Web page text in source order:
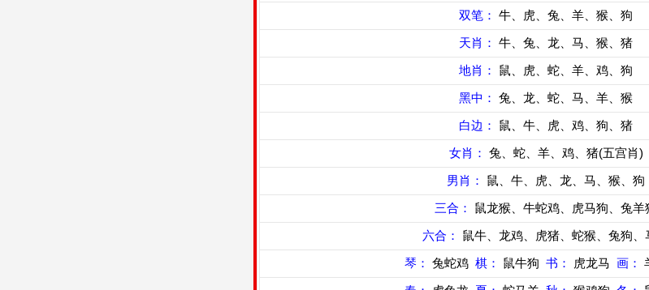
双笔： 牛、虎、兔、羊、猴、狗
天肖： 牛、兔、龙、马、猴、猪
地肖： 鼠、虎、蛇、羊、鸡、狗
黑中： 兔、龙、蛇、马、羊、猴
白边： 鼠、牛、虎、鸡、狗、猪
女肖： 兔、蛇、羊、鸡、猪(五宫肖)
男肖： 鼠、牛、虎、龙、马、猴、狗
三合： 鼠龙猴、牛蛇鸡、虎马狗、兔羊
六合： 鼠牛、龙鸡、虎猪、蛇猴、兔狗、
琴： 兔蛇鸡 棋： 鼠牛狗 书： 虎龙马 画：